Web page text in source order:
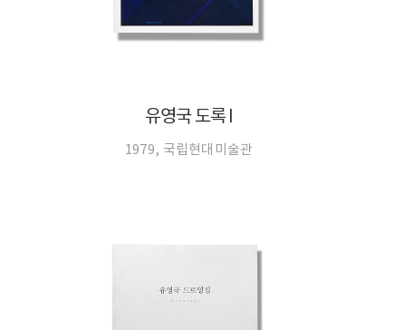
유영국 도록 Ⅰ
1979, 국립현대미술관